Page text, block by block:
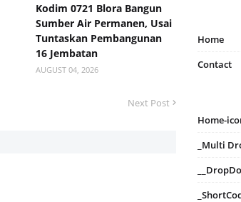
Kodim 0721 Blora Bangun
Sumber Air Permanen, Usai
Tuntaskan Pembangunan
16 Jembatan
AUGUST 04, 2026
Next Post
Home
Contact
Home-
_Multi